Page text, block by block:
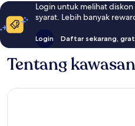
Login untuk melihat
syarat. Lebih banyak
Login Daftar sekarang,
Tentang